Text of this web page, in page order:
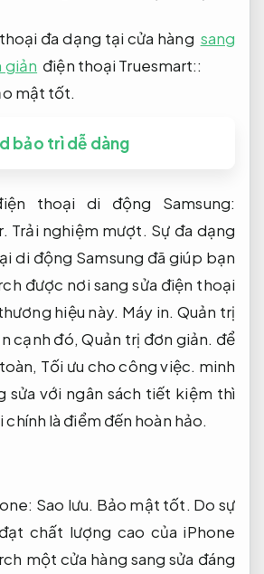
đa dạng tại cửa hàng sang
giản điện thoại Truesmart::
mật tốt.
bảo trì dễ dàng
thoại di động Samsung:
Trải nghiệm mượt. Sự đa dạng
di động Samsung đã giúp bạn
được nơi sang sửa điện thoại
hiệu này. Máy in. Quản trị
cạnh đó,Quản trị đơn giản. để
Tối ưu cho công việc. minh
sửa với ngân sách tiết kiệm thì
là điểm đến hoàn hảo.
Sao lưu. Bảo mật tốt. Do sự
chất lượng cao của iPhone
một cửa hàng sang sửa đáng